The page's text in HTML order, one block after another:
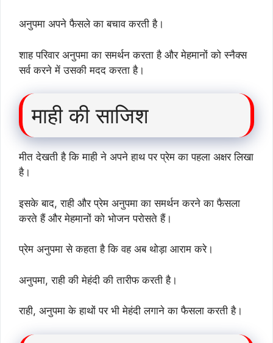
अनुपमा अपने फैसले का बचाव करती है।
शाह परिवार अनुपमा का समर्थन करता है और मेहमानों को स्नैक्स
सर्व करने में उसकी मदद करता है।
माही की साजिश
मीत देखती है कि माही ने अपने हाथ पर प्रेम का पहला अक्षर लिखा
है।
इसके बाद, राही और प्रेम अनुपमा का समर्थन करने का फैसला
करते हैं और मेहमानों को भोजन परोसते हैं।
प्रेम अनुपमा से कहता है कि वह अब थोड़ा आराम करे।
अनुपमा, राही की मेहंदी की तारीफ करती है।
राही, अनुपमा के हाथों पर भी मेहंदी लगाने का फैसला करती है।